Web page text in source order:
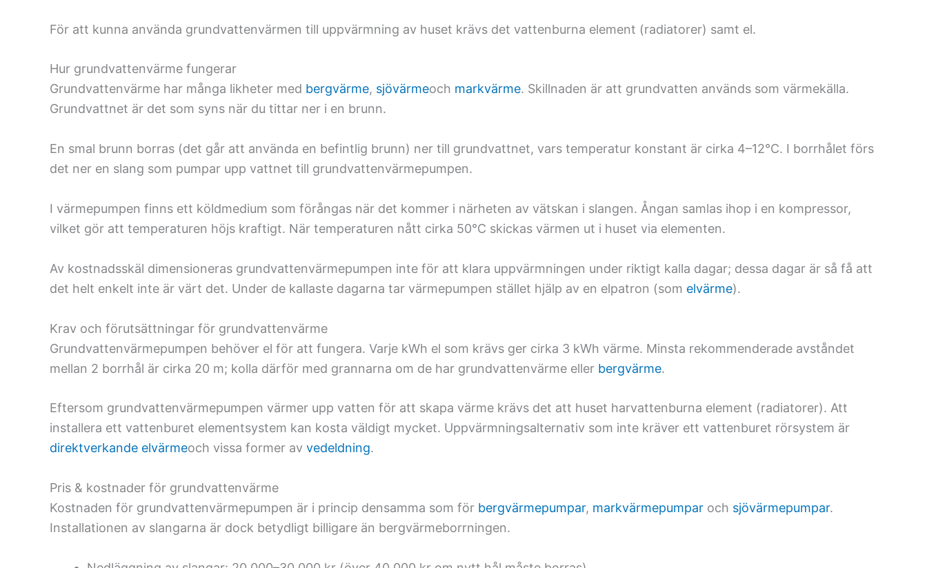
För att kunna använda grundvattenvärmen till uppvärmning av huset krävs det vattenburna element (radiatorer) samt el.
Hur grundvattenvärme fungerar
Grundvattenvärme har många likheter med bergvärme, sjövärmeoch markvärme. Skillnaden är att grundvatten används som värmekälla.
Grundvattnet är det som syns när du tittar ner i en brunn.
En smal brunn borras (det går att använda en befintlig brunn) ner till grundvattnet, vars temperatur konstant är cirka 4–12°C. I borrhålet förs
det ner en slang som pumpar upp vattnet till grundvattenvärmepumpen.
I värmepumpen finns ett köldmedium som förångas när det kommer i närheten av vätskan i slangen. Ångan samlas ihop i en kompressor,
vilket gör att temperaturen höjs kraftigt. När temperaturen nått cirka 50°C skickas värmen ut i huset via elementen.
Av kostnadsskäl dimensioneras grundvattenvärmepumpen inte för att klara uppvärmningen under riktigt kalla dagar; dessa dagar är så få att
det helt enkelt inte är värt det. Under de kallaste dagarna tar värmepumpen stället hjälp av en elpatron (som elvärme).
Krav och förutsättningar för grundvattenvärme
Grundvattenvärmepumpen behöver el för att fungera. Varje kWh el som krävs ger cirka 3 kWh värme. Minsta rekommenderade avståndet
mellan 2 borrhål är cirka 20 m; kolla därför med grannarna om de har grundvattenvärme eller bergvärme.
Eftersom grundvattenvärmepumpen värmer upp vatten för att skapa värme krävs det att huset harvattenburna element (radiatorer). Att
installera ett vattenburet elementsystem kan kosta väldigt mycket. Uppvärmningsalternativ som inte kräver ett vattenburet rörsystem är
direktverkande elvärmeoch vissa former av vedeldning.
Pris & kostnader för grundvattenvärme
Kostnaden för grundvattenvärmepumpen är i princip densamma som för bergvärmepumpar, markvärmepumpar och sjövärmepumpar.
Installationen av slangarna är dock betydligt billigare än bergvärmeborrningen.